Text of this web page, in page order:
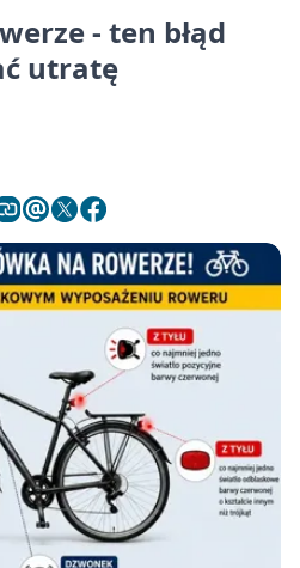
- ten błąd
utratę